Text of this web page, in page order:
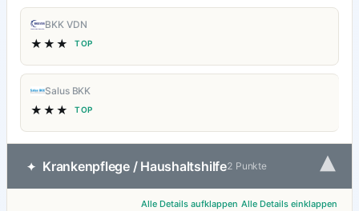
BKK VDN
★★★ TOP
Salus BKK
★★★ TOP
✦ Krankenpflege / Haushaltshilfe2 Punkte ▾
Alle Details aufklappen Alle Details einklappen